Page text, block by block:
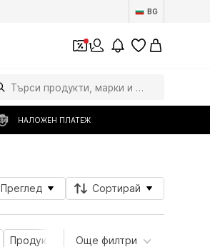
BG
1
НАЛОЖЕН ПЛАТЕЖ
Преглед Сортирай
Продуктова серия Вид спорт
Още филтри